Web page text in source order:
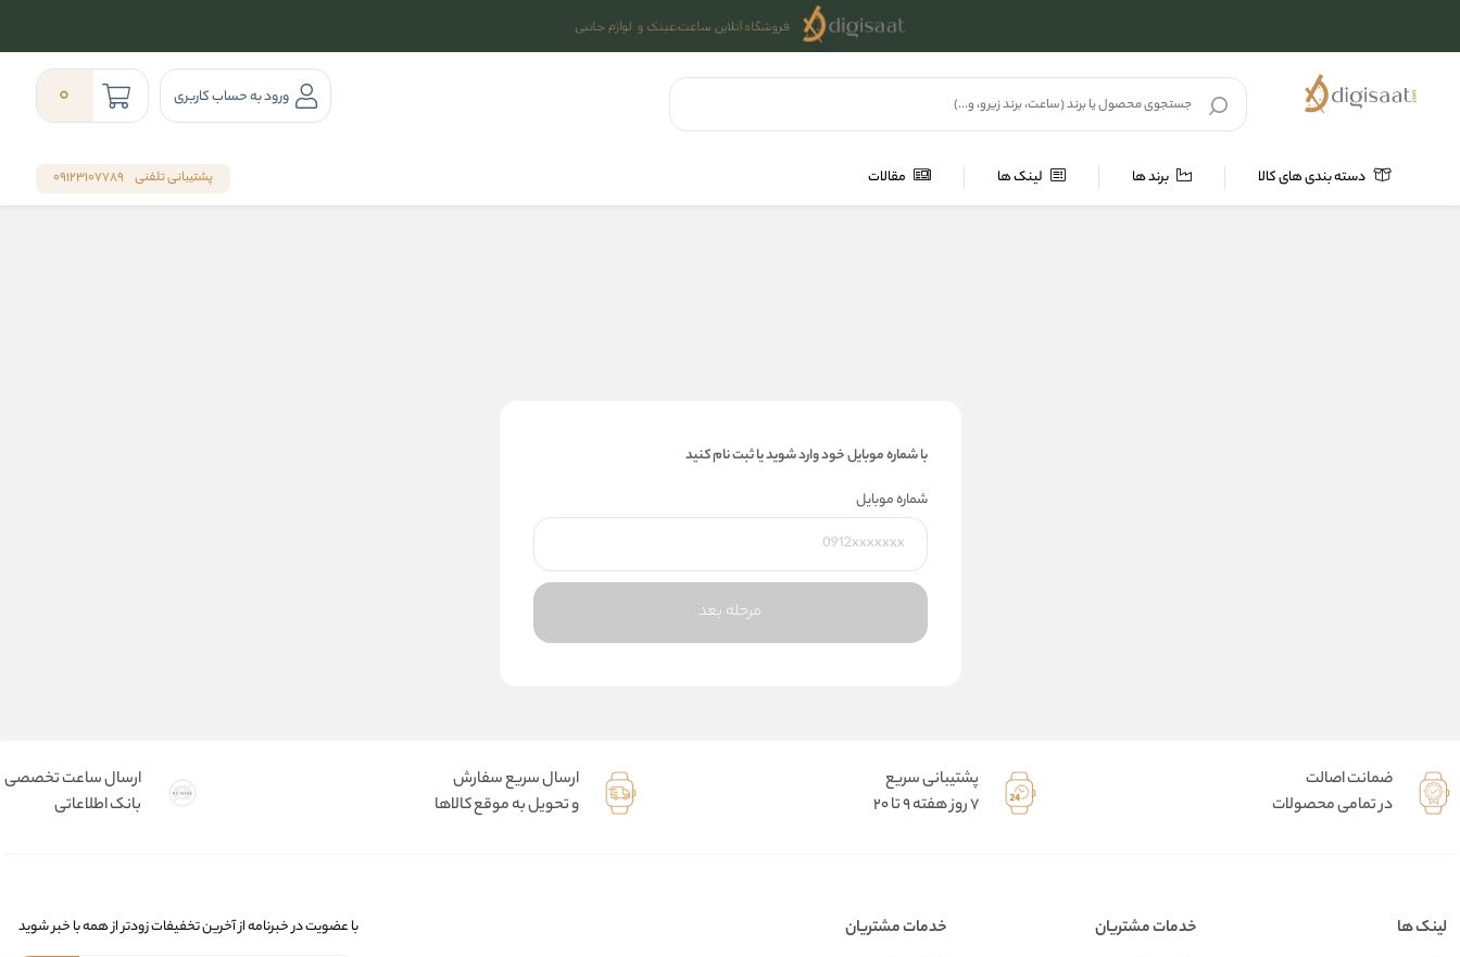
ورود به حساب کاربری 0
دسته بندی های کالا برند ها لینک ها مقالات پشتیبانی تلفنی 09123107789
با شماره موبایل خود وارد شوید یا ثبت نام کنید
شماره موبایل
مرحله بعد
ضمانت اصالت
در تمامی محصولات
پشتیبانی سریع
7 روز هفته 9 تا 20
ارسال سریع سفارش
و تحویل به موقع کالاها
ارسال ساعت تخصصی
بانک اطلاعاتی
لینک ها خدمات مشتریان خدمات مشتریان با عضویت در خبرنامه از آخرین تخفیفات زودتر از همه با خبر شوید